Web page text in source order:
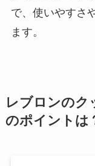
で、使いやすさ
ます。
レブロンのク
のポイントは